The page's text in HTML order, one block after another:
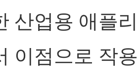
산업용 애플
이점으로 작